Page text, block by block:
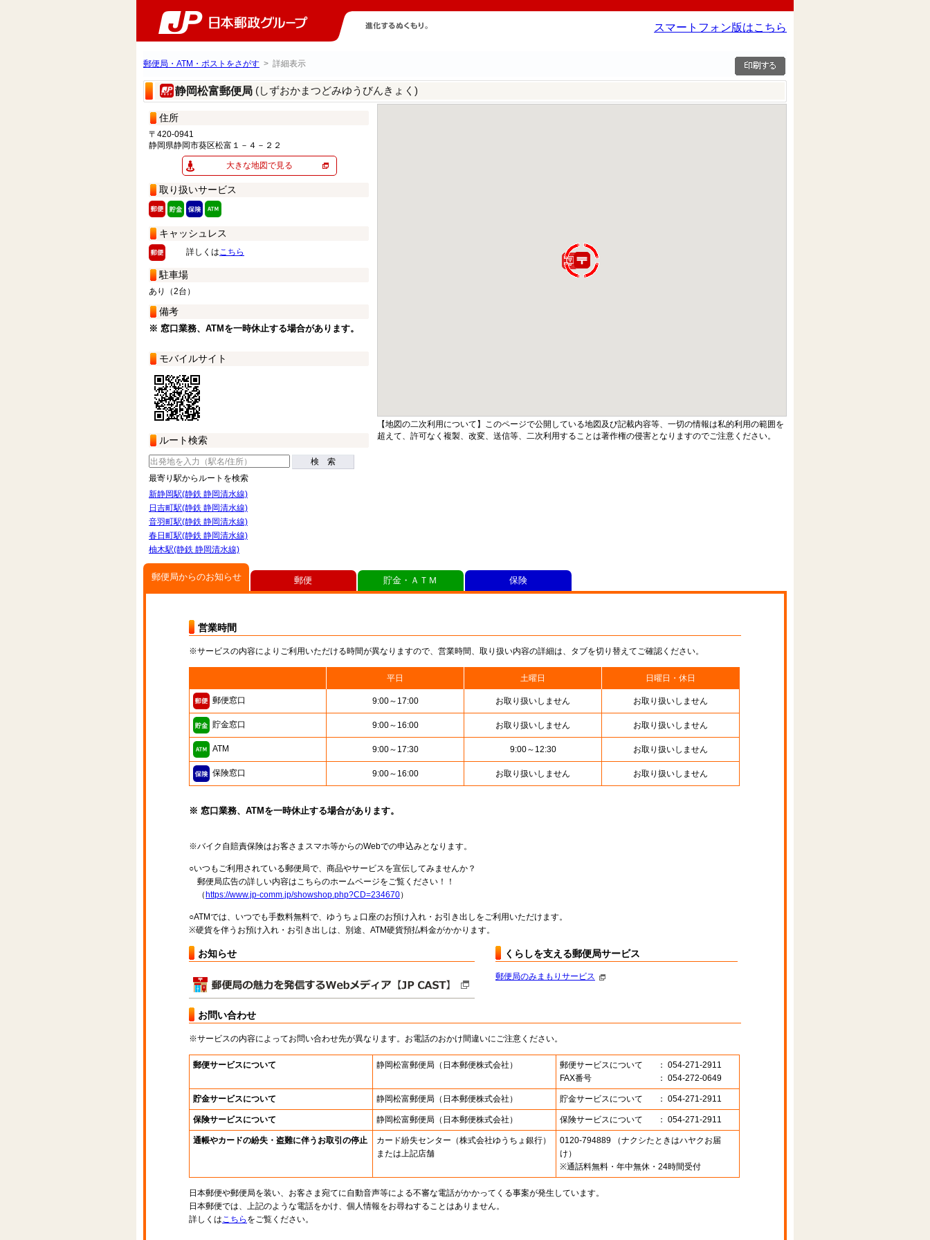
スマートフォン版はこちら
郵便局・ATM・ポストをさがす > 詳細表示
静岡松富郵便局 (しずおかまつどみゆうびんきょく)
住所
〒420-0941
静岡県静岡市葵区松富１－４－２２
大きな地図で見る
取り扱いサービス
キャッシュレス
詳しくはこちら
駐車場
あり（2台）
備考
※ 窓口業務、ATMを一時休止する場合があります。
モバイルサイト
ルート検索
検 索
最寄り駅からルートを検索
新静岡駅(静鉄 静岡清水線)
日吉町駅(静鉄 静岡清水線)
音羽町駅(静鉄 静岡清水線)
春日町駅(静鉄 静岡清水線)
柚木駅(静鉄 静岡清水線)
【地図の二次利用について】このページで公開している地図及び記載内容等、一切の情報は私的利用の範囲を
超えて、許可なく複製、改変、送信等、二次利用することは著作権の侵害となりますのでご注意ください。
郵便局からのお知らせ
営業時間
※サービスの内容によりご利用いただける時間が異なりますので、営業時間、取り扱い内容の詳細は、タブを切り替えてご確認ください。
平日 土曜日 日曜日・休日
郵便窓口 9:00～17:00 お取り扱いしません お取り扱いしません
貯金窓口 9:00～16:00 お取り扱いしません お取り扱いしません
ATM 9:00～17:30 9:00～12:30 お取り扱いしません
保険窓口 9:00～16:00 お取り扱いしません お取り扱いしません
※ 窓口業務、ATMを一時休止する場合があります。
※バイク自賠責保険はお客さまスマホ等からのWebでの申込みとなります。
○いつもご利用されている郵便局で、商品やサービスを宣伝してみませんか？
郵便局広告の詳しい内容はこちらのホームページをご覧ください！！
（ https://www.jp-comm.jp/showshop.php?CD=234670）
○ATMでは、いつでも手数料無料で、ゆうちょ口座のお預け入れ・お引き出しをご利用いただけます。
※硬貨を伴うお預け入れ・お引き出しは、別途、ATM硬貨預払料金がかかります。
お知らせ くらしを支える郵便局サービス
郵便局のみまもりサービス
お問い合わせ
※サービスの内容によってお問い合わせ先が異なります。お電話のおかけ間違いにご注意ください。
郵便サービスについて 静岡松富郵便局 （日本郵便株式会社） 郵便サービスについて
： 054-271-2911
FAX番号
： 054-272-0649
貯金サービスについて 静岡松富郵便局 （日本郵便株式会社） 貯金サービスについて ： 054-271-2911
保険サービスについて 静岡松富郵便局 （日本郵便株式会社） 保険サービスについて ： 054-271-2911
通帳やカードの紛失・盗難に伴うお取引の停止 カード紛失センター （株式会社ゆうちょ銀行）
または上記店舗
0120-794889 （ナクシたときはハヤクお届
け）
※通話料無料・年中無休・24時間受付
日本郵便や郵便局を装い、お客さま宛てに自動音声等による不審な電話がかかってくる事案が発生しています。
日本郵便では、上記のような電話をかけ、個人情報をお尋ねすることはありません。
詳しくはこちら をご覧ください。
郵便 貯金・ＡＴＭ 保険